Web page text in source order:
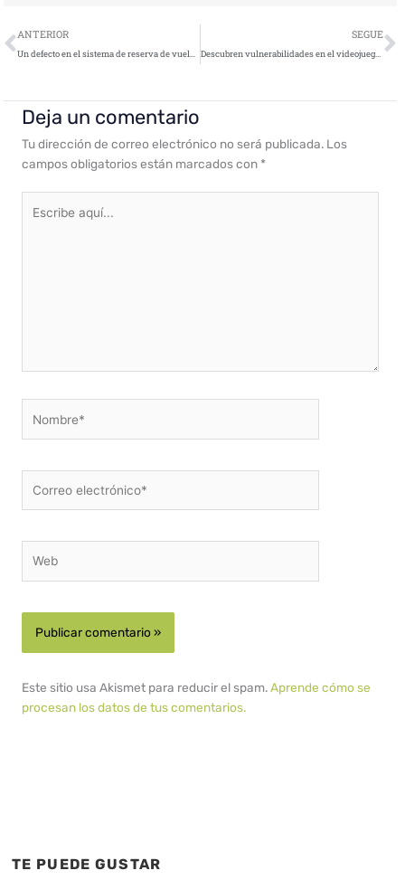
Ant
ANTERIOR
Un defecto en el sistema de reserva de vuelos afecta a clientes de 141 aerolíneas de todo el mundo
SEGUE
Descubren vulnerabilidades en el videojuego Fortnite que comprometen a sus usuarios
Deja un comentario
Tu dirección de correo electrónico no será publicada. Los
campos obligatorios están marcados con *
aquí...
electrónico*
Este sitio usa Akismet para reducir el spam.Aprende cómo se
procesan los datos de tus comentarios.
TE PUEDE GUSTAR